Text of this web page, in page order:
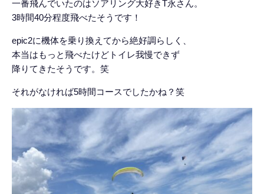
一番飛んでいたのはソアリング大好きT永さん。
3時間40分程度飛べたそうです！
epic2に機体を乗り換えてから絶好調らしく、
本当はもっと飛べたけどトイレ我慢できず
降りてきたそうです。笑
それがなければ5時間コースでしたかね？笑